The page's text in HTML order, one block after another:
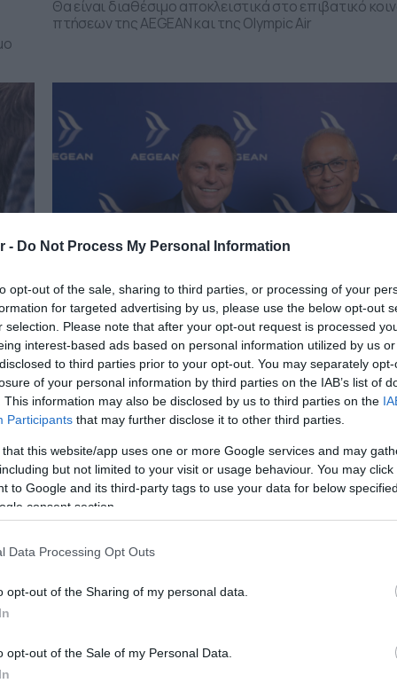
- Do Not Process My Personal Information
opt-out of the sale, sharing to third parties, or processing of your
for targeted advertising by us, please use the below opt-out
selection. Please note that after your opt-out request is processed
interest-based ads based on personal information utilized by us
to third parties prior to your opt-out. You may separately
of your personal information by third parties on the IAB’s list of
This information may also be disclosed by us to third parties on the
Participants that may further disclose it to other third parties.
that this website/app uses one or more Google services and may
but not limited to your visit or usage behaviour. You may
to Google and its third-party tags to use your data for below
consent section.
Data Processing Opt Outs
opt-out of the Sharing of my personal data.
opt-out of the Sale of my Personal Data.
Θα είναι διαθέσιμο αποκλειστικά στο επιβατικό
πτήσεων της AEGEAN και της Olympic Air
17.07.2025
Aegean: Ξεκινούν από τον Μάρτιο του
νέα δρομολόγια προς Νέο Δελχί και
Η AEGEAN επενδύει σε δύο αεροσκάφη Airbus
ακόμη μεγαλύτερη εμβέλεια και επίπεδο άνεσης